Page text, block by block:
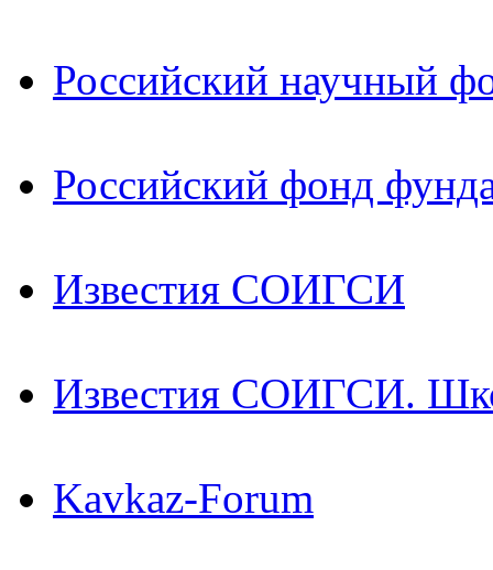
Российский научный
Российский фонд
Известия СОИГСИ
Известия СОИГСИ.
Kavkaz-Forum